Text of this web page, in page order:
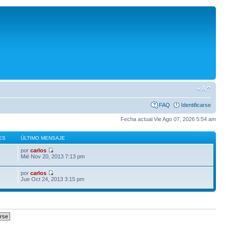
FAQ Identificarse
Fecha actual Vie Ago 07, 2026 5:54 am
ÚLTIMO MENSAJE
porcarlos
Mié Nov 20, 2013 7:13 pm
porcarlos
Jue Oct 24, 2013 3:15 pm